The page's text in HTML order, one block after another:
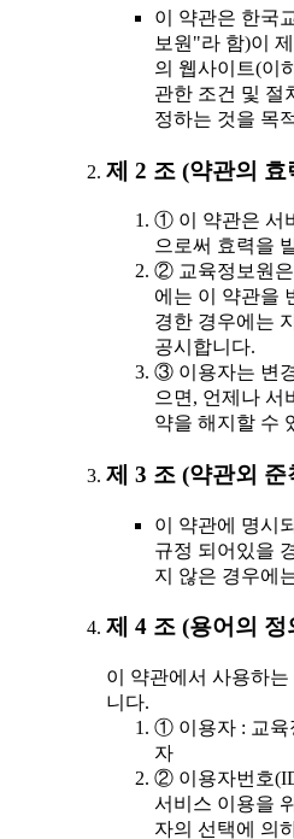
이 약관은 한국
보원"라 함)이
의 웹사이트(이
관한 조건 및 절
정하는 것을 목
제 2 조 (약관의 효
① 이 약관은 서
으로써 효력을
② 교육정보원은
에는 이 약관을
경한 경우에는
공시합니다.
③ 이용자는 변
으면, 언제나 서
약을 해지할 수
제 3 조 (약관외 준
이 약관에 명시
규정 되어있을
지 않은 경우에
제 4 조 (용어의 정
이 약관에서 사용하
니다.
① 이용자 : 교육
자
② 이용자번호
서비스 이용을
자의 선택에 의